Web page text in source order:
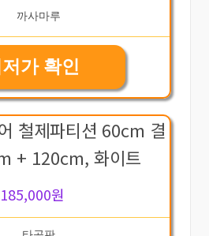
가 확인
철제파티션 60cm 결
+ 120cm, 화이트
185,000원